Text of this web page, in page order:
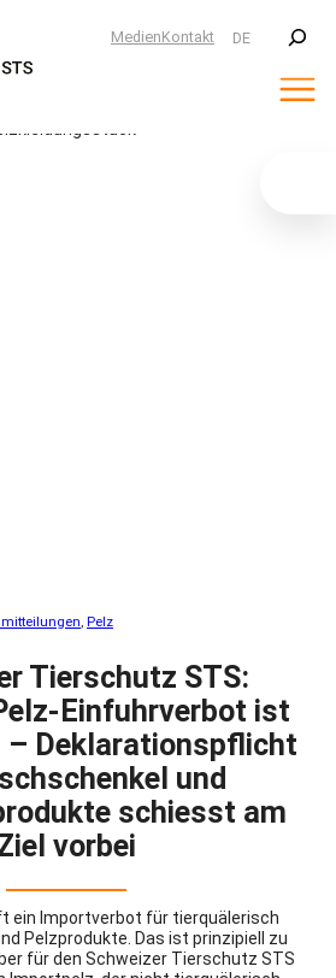
MedienKontakt DE
Suchen
, Pelz
Tierschutz STS:
Einfuhrverbot ist
– Deklarationspflicht
und
schiesst am
vorbei
ein Importverbot für tierquälerisch
Pelzprodukte. Das ist prinzipiell zu
für den Schweizer Tierschutz STS